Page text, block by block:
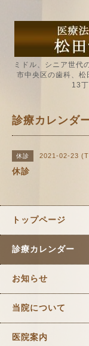
ミドル、シニア世代
市中央区の歯科、
13
診療カレンダ
休診 2021-02-23
休診
トップページ
診療カレンダー
お知らせ
当院について
医院案内